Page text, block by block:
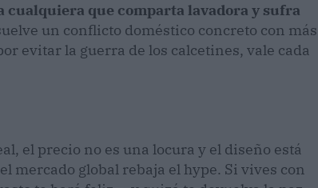
cualquiera que comparta lavadora y sufra
un conflicto doméstico concreto con más
evitar la guerra de los calcetines, vale cada
el precio no es una locura y el diseño está
mercado global rebaja el hype. Si vives con